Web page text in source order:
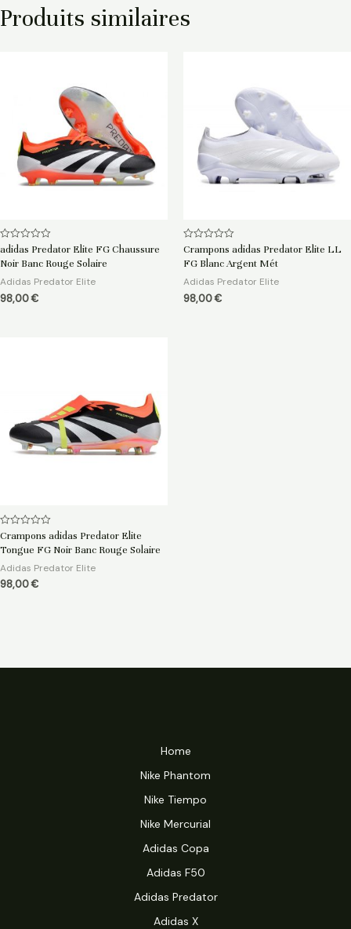
Produits similaires
Note
sur
adidas Predator Elite FG Chaussure
Noir Banc Rouge Solaire
Adidas Predator Elite
98,00€
Note
sur
Crampons adidas Predator Elite LL
FG Blanc Argent Mét
Adidas Predator Elite
98,00€
Note
sur
Crampons adidas Predator Elite
Tongue FG Noir Banc Rouge Solaire
Adidas Predator Elite
98,00€
Home
Nike Phantom
Nike Tiempo
Nike Mercurial
Adidas Copa
Adidas F50
Adidas Predator
Adidas X